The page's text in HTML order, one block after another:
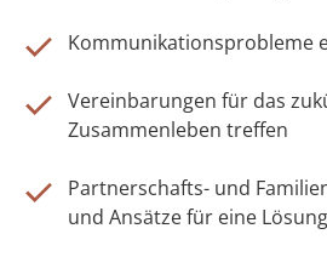
Kommunikationsprobleme
Vereinbarungen für das
Zusammenleben treffen
Partnerschafts- und
und Ansätze für eine